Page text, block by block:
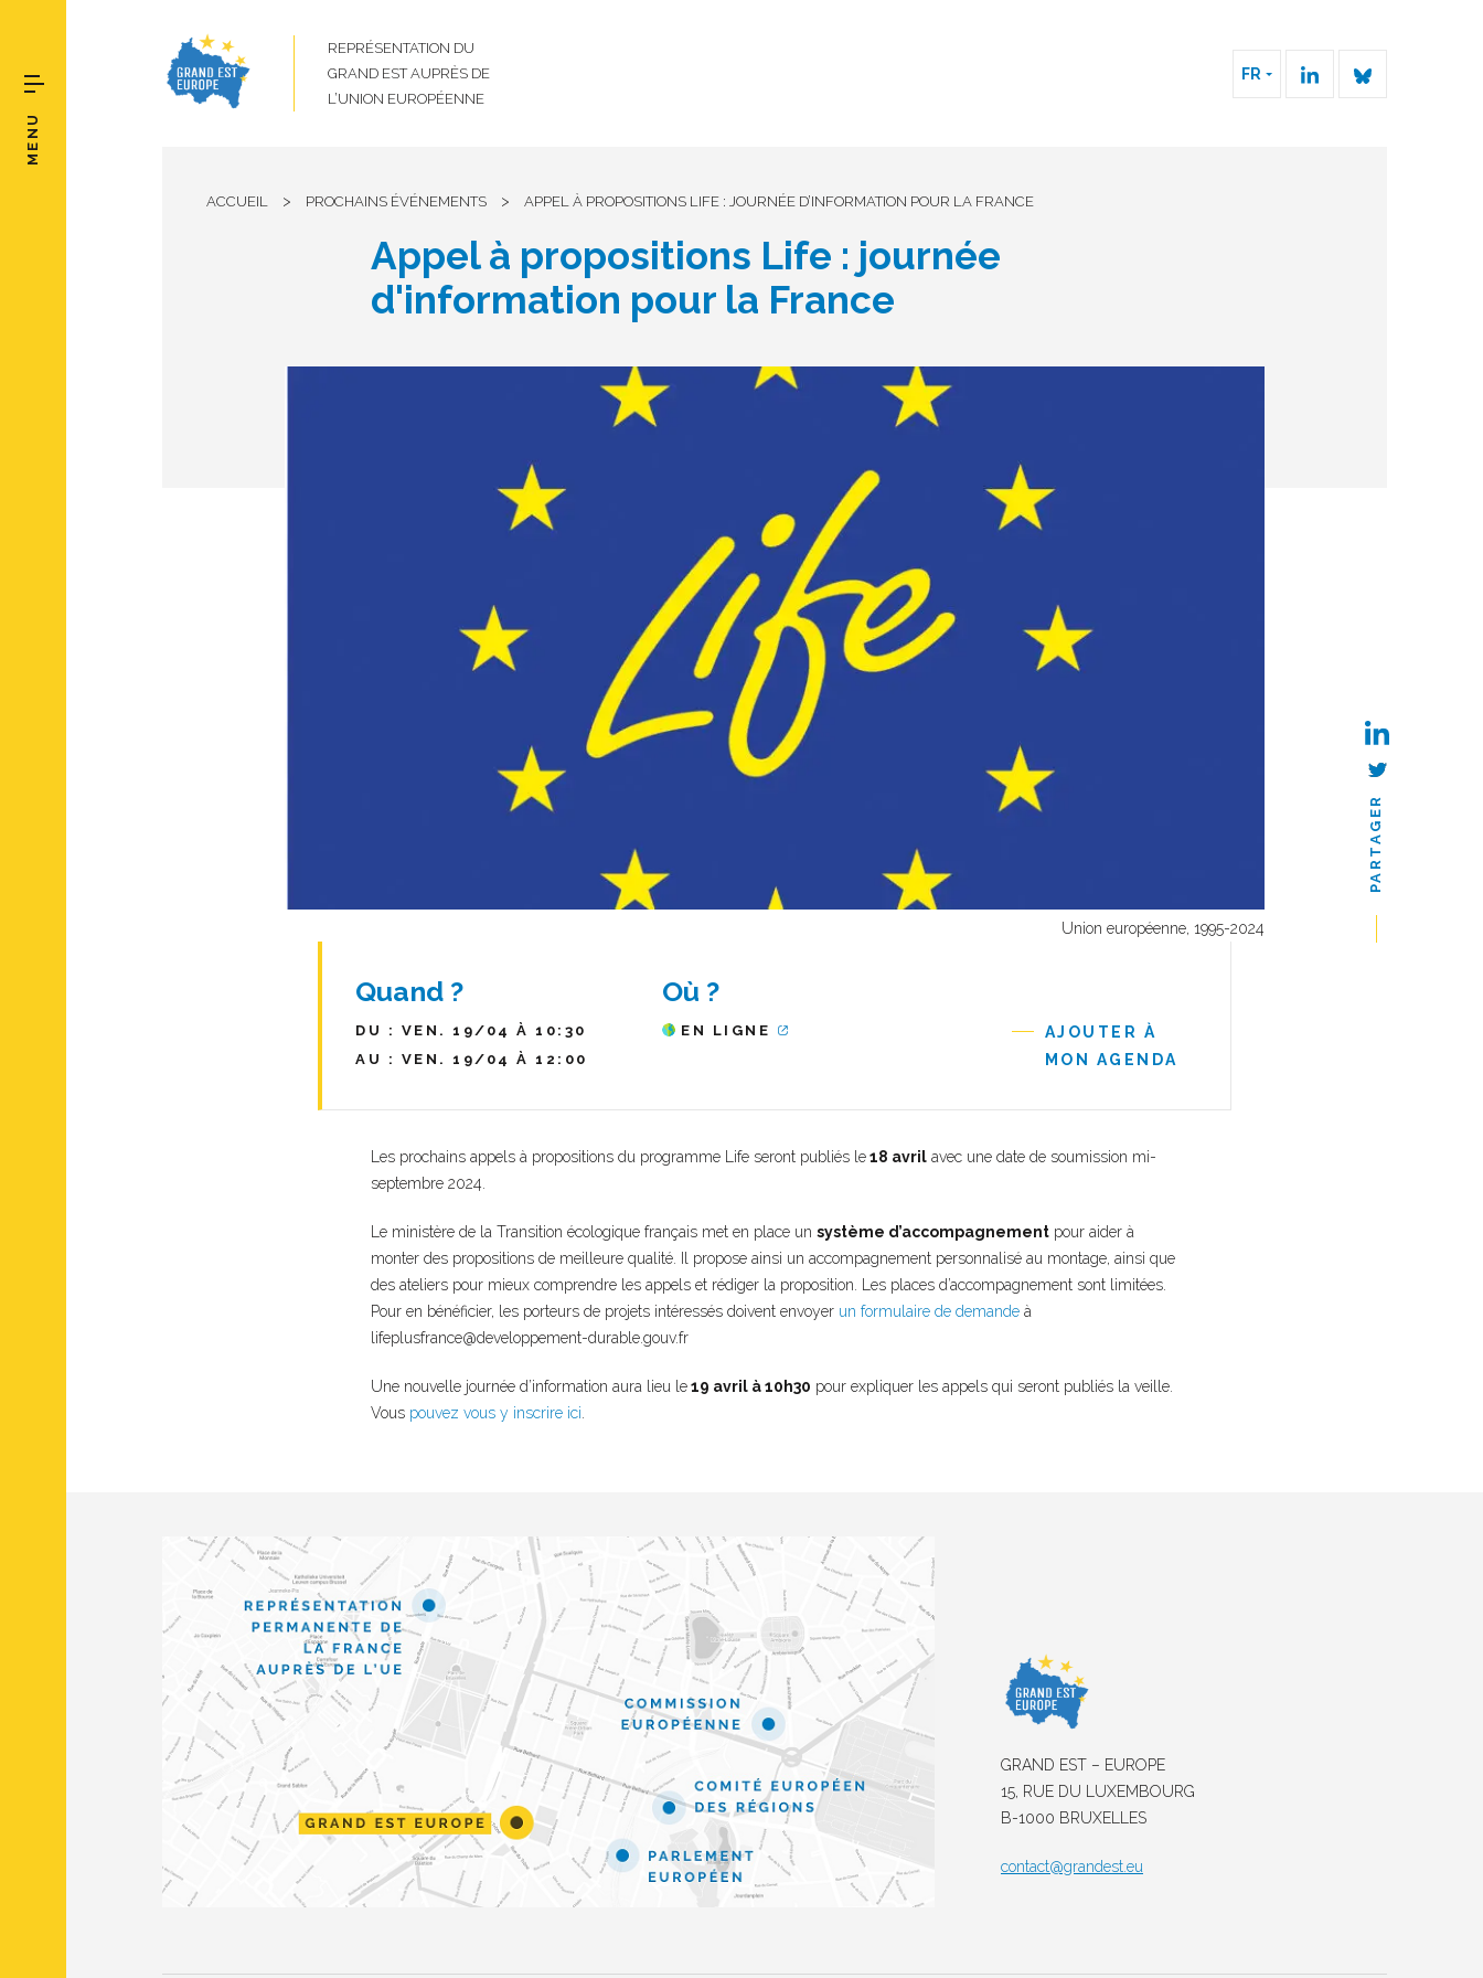
REPRÉSENTATION DU
GRAND EST AUPRÈS DE
L’UNION EUROPÉENNE
FR
MENU
ACCUEIL > PROCHAINS ÉVÉNEMENTS > APPEL À PROPOSITIONS LIFE : JOURNÉE D’INFORMATION POUR LA FRANCE
Appel à propositions Life : journée
d'information pour la France
Union européenne, 1995-2024
PARTAGER
Quand ?
DU : VEN. 19/04 À 10:30
AU : VEN. 19/04 À 12:00
Où ?
EN LIGNE
AJOUTER À
MON AGENDA
Les prochains appels à propositions du programme Life seront publiés le18 avrilavec une date de soumission mi-
septembre 2024.
Le ministère de la Transition écologique français met en place un système d’accompagnementpour aider à
monter des propositions de meilleure qualité. Il propose ainsi un accompagnement personnalisé au montage, ainsi que
des ateliers pour mieux comprendre les appels et rédiger la proposition. Les places d’accompagnement sont limitées.
Pour en bénéficier, les porteurs de projets intéressés doivent envoyer un formulaire de demandeà
lifeplusfrance@developpement-durable.gouv.fr
Une nouvelle journée d’information aura lieu le19 avril à 10h30 pour expliquer les appels qui seront publiés la veille.
Vous pouvez vous y inscrire ici.
GRAND EST – EUROPE
15, RUE DU LUXEMBOURG
B-1000 BRUXELLES
contact@grandest.eu